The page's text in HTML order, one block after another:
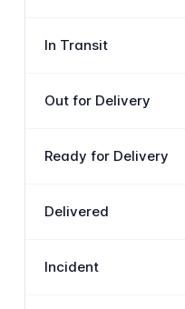
In Transit
Out for Delivery
Ready for Delivery
Delivered
Incident